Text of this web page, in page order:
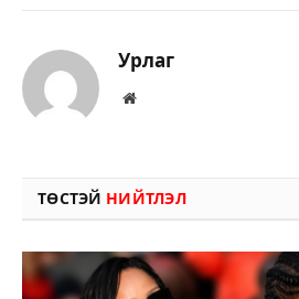
Урлаг
Вэбсайт
ТӨСТЭЙ НИЙТЛЭЛ